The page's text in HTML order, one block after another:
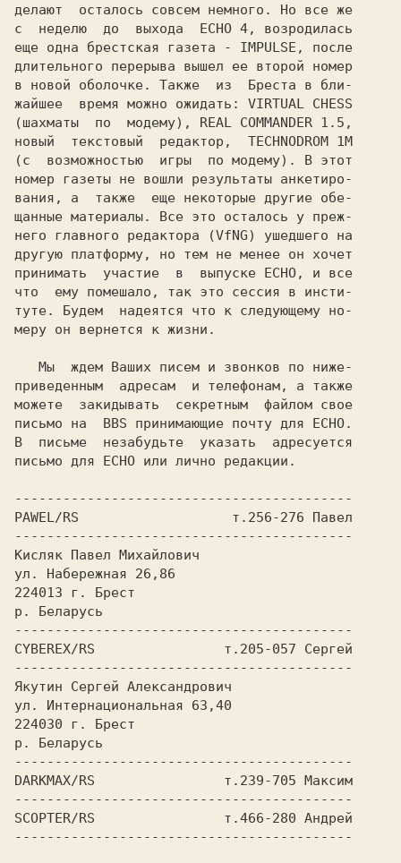
делают  осталось совсем немного. Но все же
с  неделю  до  выхода  ECHO 4, возродилась
еще одна брестская газета - IMPULSE, после
длительного перерыва вышел ее второй номер
в новой оболочке. Также  из  Бреста в бли-
жайшее  время можно ожидать: VIRTUAL CHESS
(шахматы  по  модему), REAL COMMANDER 1.5,
новый  текстовый  редактор,  TECHNODROM 1M
(с  возможностью  игры  по модему). В этот
номер газеты не вошли результаты анкетиро-
вания, а  также  еще некоторые другие обе-
щанные материалы. Все это осталось у преж-
него главного редактора (VfNG) ушедшего на
другую платформу, но тем не менее он хочет
принимать  участие  в  выпуске ECHO, и все
что  ему помешало, так это сессия в инсти-
туте. Будем  надеятся что к следующему но-
меру он вернется к жизни.
приведенным  адресам  и телефонам, а также
можете  закидывать  секретным  файлом свое
письмо на  BBS принимающие почту для ECHO.
В  письме  незабудьте  указать  адресуется
письмо для ECHO или лично редакции.
------------------------------------------
PAWEL/RS                   т.256-276 Павел
------------------------------------------
Кисляк Павел Михайлович
ул. Набережная 26,86
224013 г. Брест
р. Беларусь
------------------------------------------
CYBEREX/RS                т.205-057 Сергей
------------------------------------------
Якутин Сергей Александрович
ул. Интернациональная 63,40
224030 г. Брест
р. Беларусь
------------------------------------------
DARKMAX/RS                т.239-705 Максим
------------------------------------------
SCOPTER/RS                т.466-280 Андрей
------------------------------------------